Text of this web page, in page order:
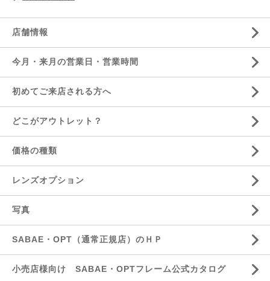
店舗情報
今月・来月の営業日・営業時間
初めてご来店される方へ
どこがアウトレット？
価格の種類
レンズオプション
写真
SABAE・OPT（通常正規店）のＨＰ
小売店様向け SABAE・OPTフレーム公式カタログ